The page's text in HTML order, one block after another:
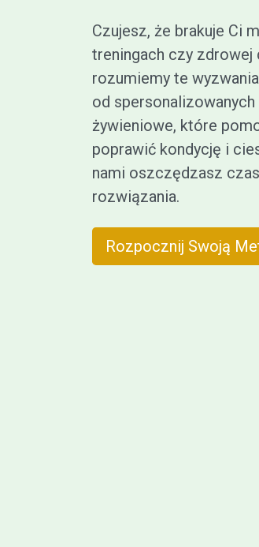
Czujesz, że brakuje Ci
treningach czy zdrowej
rozumiemy te
od
żywieniowe, które
poprawić kondycję i
nami oszczędzasz
rozwiązania.
Rozpocznij Swoją